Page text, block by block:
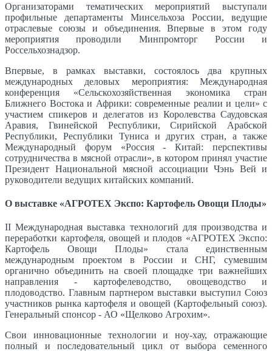
Организаторами тематических мероприятий выступали
профильные департаменты Минсельхоза России, ведущие
отраслевые союзы и объединения. Впервые в этом году
мероприятия проводили Минпромторг России и
Россельхознадзор.
Впервые, в рамках выставки, состоялось два крупных
международных деловых мероприятия: Международная
конференция «Сельскохозяйственная экономика стран
Ближнего Востока и Африки: современные реалии и цели» с
участием спикеров и делегатов из Королевства Саудовская
Аравия, Гвинейской Республики, Сирийской Арабской
Республики, Республики Туниса и других стран, а также
Международный форум «Россия - Китай: перспективы
сотрудничества в мясной отрасли», в котором принял участие
Президент Национальной мясной ассоциации Чэнь Вей и
руководители ведущих китайских компаний.
О выставке «АГРОТЕХ Экспо: Картофель Овощи Плоды»
II Международная выставка технологий для производства и
переработки картофеля, овощей и плодов «АГРОТЕХ Экспо:
Картофель Овощи Плоды» стала единственным
международным проектом в России и СНГ, сумевшим
органично объединить на своей площадке три важнейших
направления - картофелеводство, овощеводство и
плодоводство. Главным партнером выставки выступил Союз
участников рынка картофеля и овощей (Картофельный союз).
Генеральный спонсор - АО «Щелково Агрохим».
Свои инновационные технологии и ноу-хау, отражающие
полный и последовательный цикл от выбора семенного